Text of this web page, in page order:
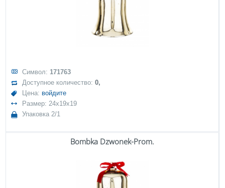
Символ: 171763
Доступное количество:0,
Цена: войдите
Размер: 24x19x19
Упаковка 2/1
Bombka Dzwonek-Prom.